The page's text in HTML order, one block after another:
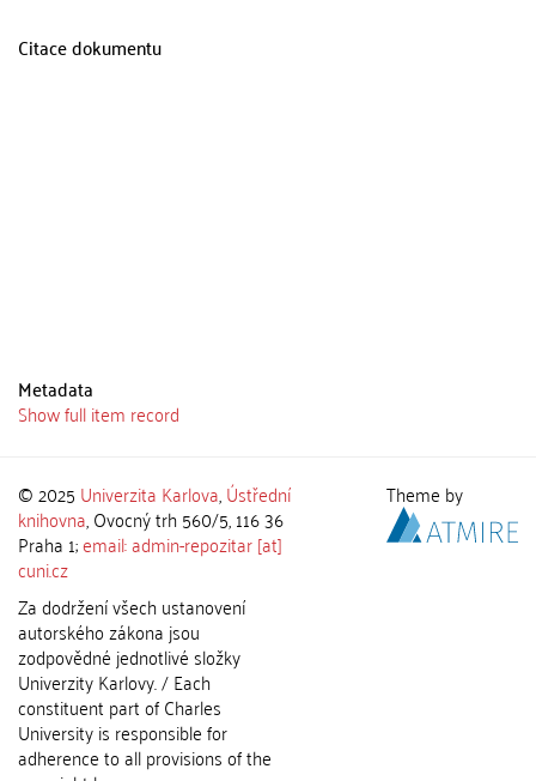
Citace dokumentu
Metadata
Show full item record
© 2025 Univerzita Karlova,Ústřední
knihovna, Ovocný trh 560/5, 116 36
Praha 1;email: admin-repozitar [at]
cuni.cz
Za dodržení všech ustanovení
autorského zákona jsou
zodpovědné jednotlivé složky
Univerzity Karlovy. / Each
constituent part of Charles
University is responsible for
adherence to all provisions of the
Theme by